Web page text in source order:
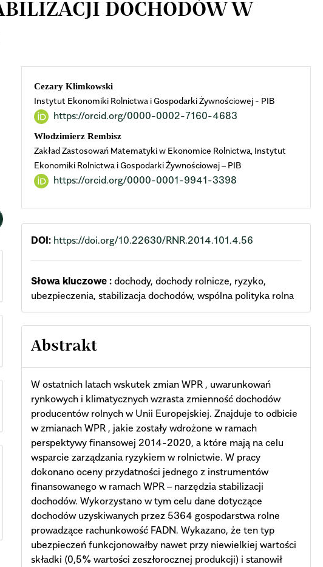
DOCHODÓW W
Main
Article
Content
Cezary Klimkowski
Instytut Ekonomiki Rolnictwa i Gospodarki Żywnościowej - PIB
https://orcid.org/0000-0002-7160-4683
Włodzimierz Rembisz
Zakład Zastosowań Matematyki w Ekonomice Rolnictwa, Instytut
Ekonomiki Rolnictwa i Gospodarki Żywnościowej – PIB
https://orcid.org/0000-0001-9941-3398
DOI: https://doi.org/10.22630/RNR.2014.101.4.56
Słowa kluczowe : dochody, dochody rolnicze, ryzyko,
ubezpieczenia, stabilizacja dochodów, wspólna polityka rolna
Abstrakt
W ostatnich latach wskutek zmian WPR , uwarunkowań
rynkowych i klimatycznych wzrasta zmienność dochodów
producentów rolnych w Unii Europejskiej. Znajduje to odbicie
w zmianach WPR , jakie zostały wdrożone w ramach
perspektywy finansowej 2014-2020, a które mają na celu
wsparcie zarządzania ryzykiem w rolnictwie. W pracy
dokonano oceny przydatności jednego z instrumentów
finansowanego w ramach WPR – narzędzia stabilizacji
dochodów. Wykorzystano w tym celu dane dotyczące
dochodów uzyskiwanych przez 5364 gospodarstwa rolne
prowadzące rachunkowość FADN. Wykazano, że ten typ
ubezpieczeń funkcjonowałby nawet przy niewielkiej wartości
składki (0,5% wartości zeszłorocznej produkcji) i stanowił